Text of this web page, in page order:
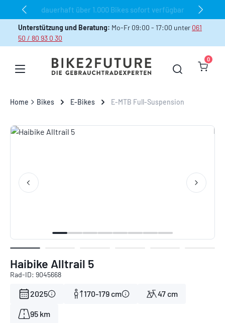
Zum Hauptinhalt springen
dauerhaft über 1.000 Bikes sofort verfügbar
Unterstützung und Beratung: Mo-Fr 09:00 - 17:00 unter 061
50 / 80 93 0 30
0
Home Bikes E-Bikes E-MTB Full-Suspension
Bildergalerie überspringen
Haibike Alltrail 5
Rad-ID: 9045668
2025 170-179 cm 47 cm
95 km